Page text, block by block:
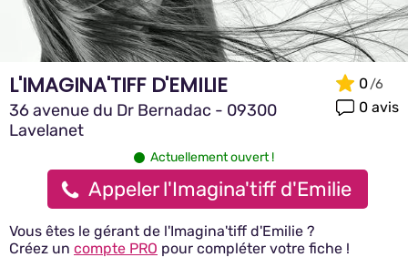
L'IMAGINA'TIFF D'EMILIE
36 avenue du Dr Bernadac - 09300
Lavelanet
0
0 avis
Actuellement ouvert !
Appeler l'Imagina'tiff d'Emilie
Vous êtes le gérant de l'Imagina'tiff d'Emilie ?
Créez un compte PRO pour compléter votre fiche !